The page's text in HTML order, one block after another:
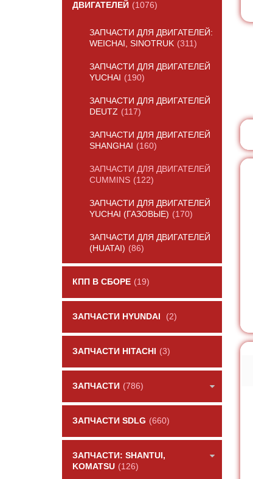
ДВИГАТЕЛЕЙ (1076)
ЗАПЧАСТИ ДЛЯ ДВИГАТЕЛЕЙ:
WEICHAI, SINOTRUK (311)
ЗАПЧАСТИ ДЛЯ ДВИГАТЕЛЕЙ
YUCHAI (190)
ЗАПЧАСТИ ДЛЯ ДВИГАТЕЛЕЙ
DEUTZ (117)
ЗАПЧАСТИ ДЛЯ ДВИГАТЕЛЕЙ
SHANGHAI (160)
ЗАПЧАСТИ ДЛЯ ДВИГАТЕЛЕЙ
CUMMINS (122)
ЗАПЧАСТИ ДЛЯ ДВИГАТЕЛЕЙ
YUCHAI (ГАЗОВЫЕ) (170)
ЗАПЧАСТИ ДЛЯ ДВИГАТЕЛЕЙ
(HUATAI) (86)
КПП В СБОРЕ (19)
ЗАПЧАСТИ HYUNDAI (2)
ЗАПЧАСТИ HITACHI (3)
ЗАПЧАСТИ (786)
ЗАПЧАСТИ SDLG (660)
ЗАПЧАСТИ: SHANTUI,
KOMATSU (126)